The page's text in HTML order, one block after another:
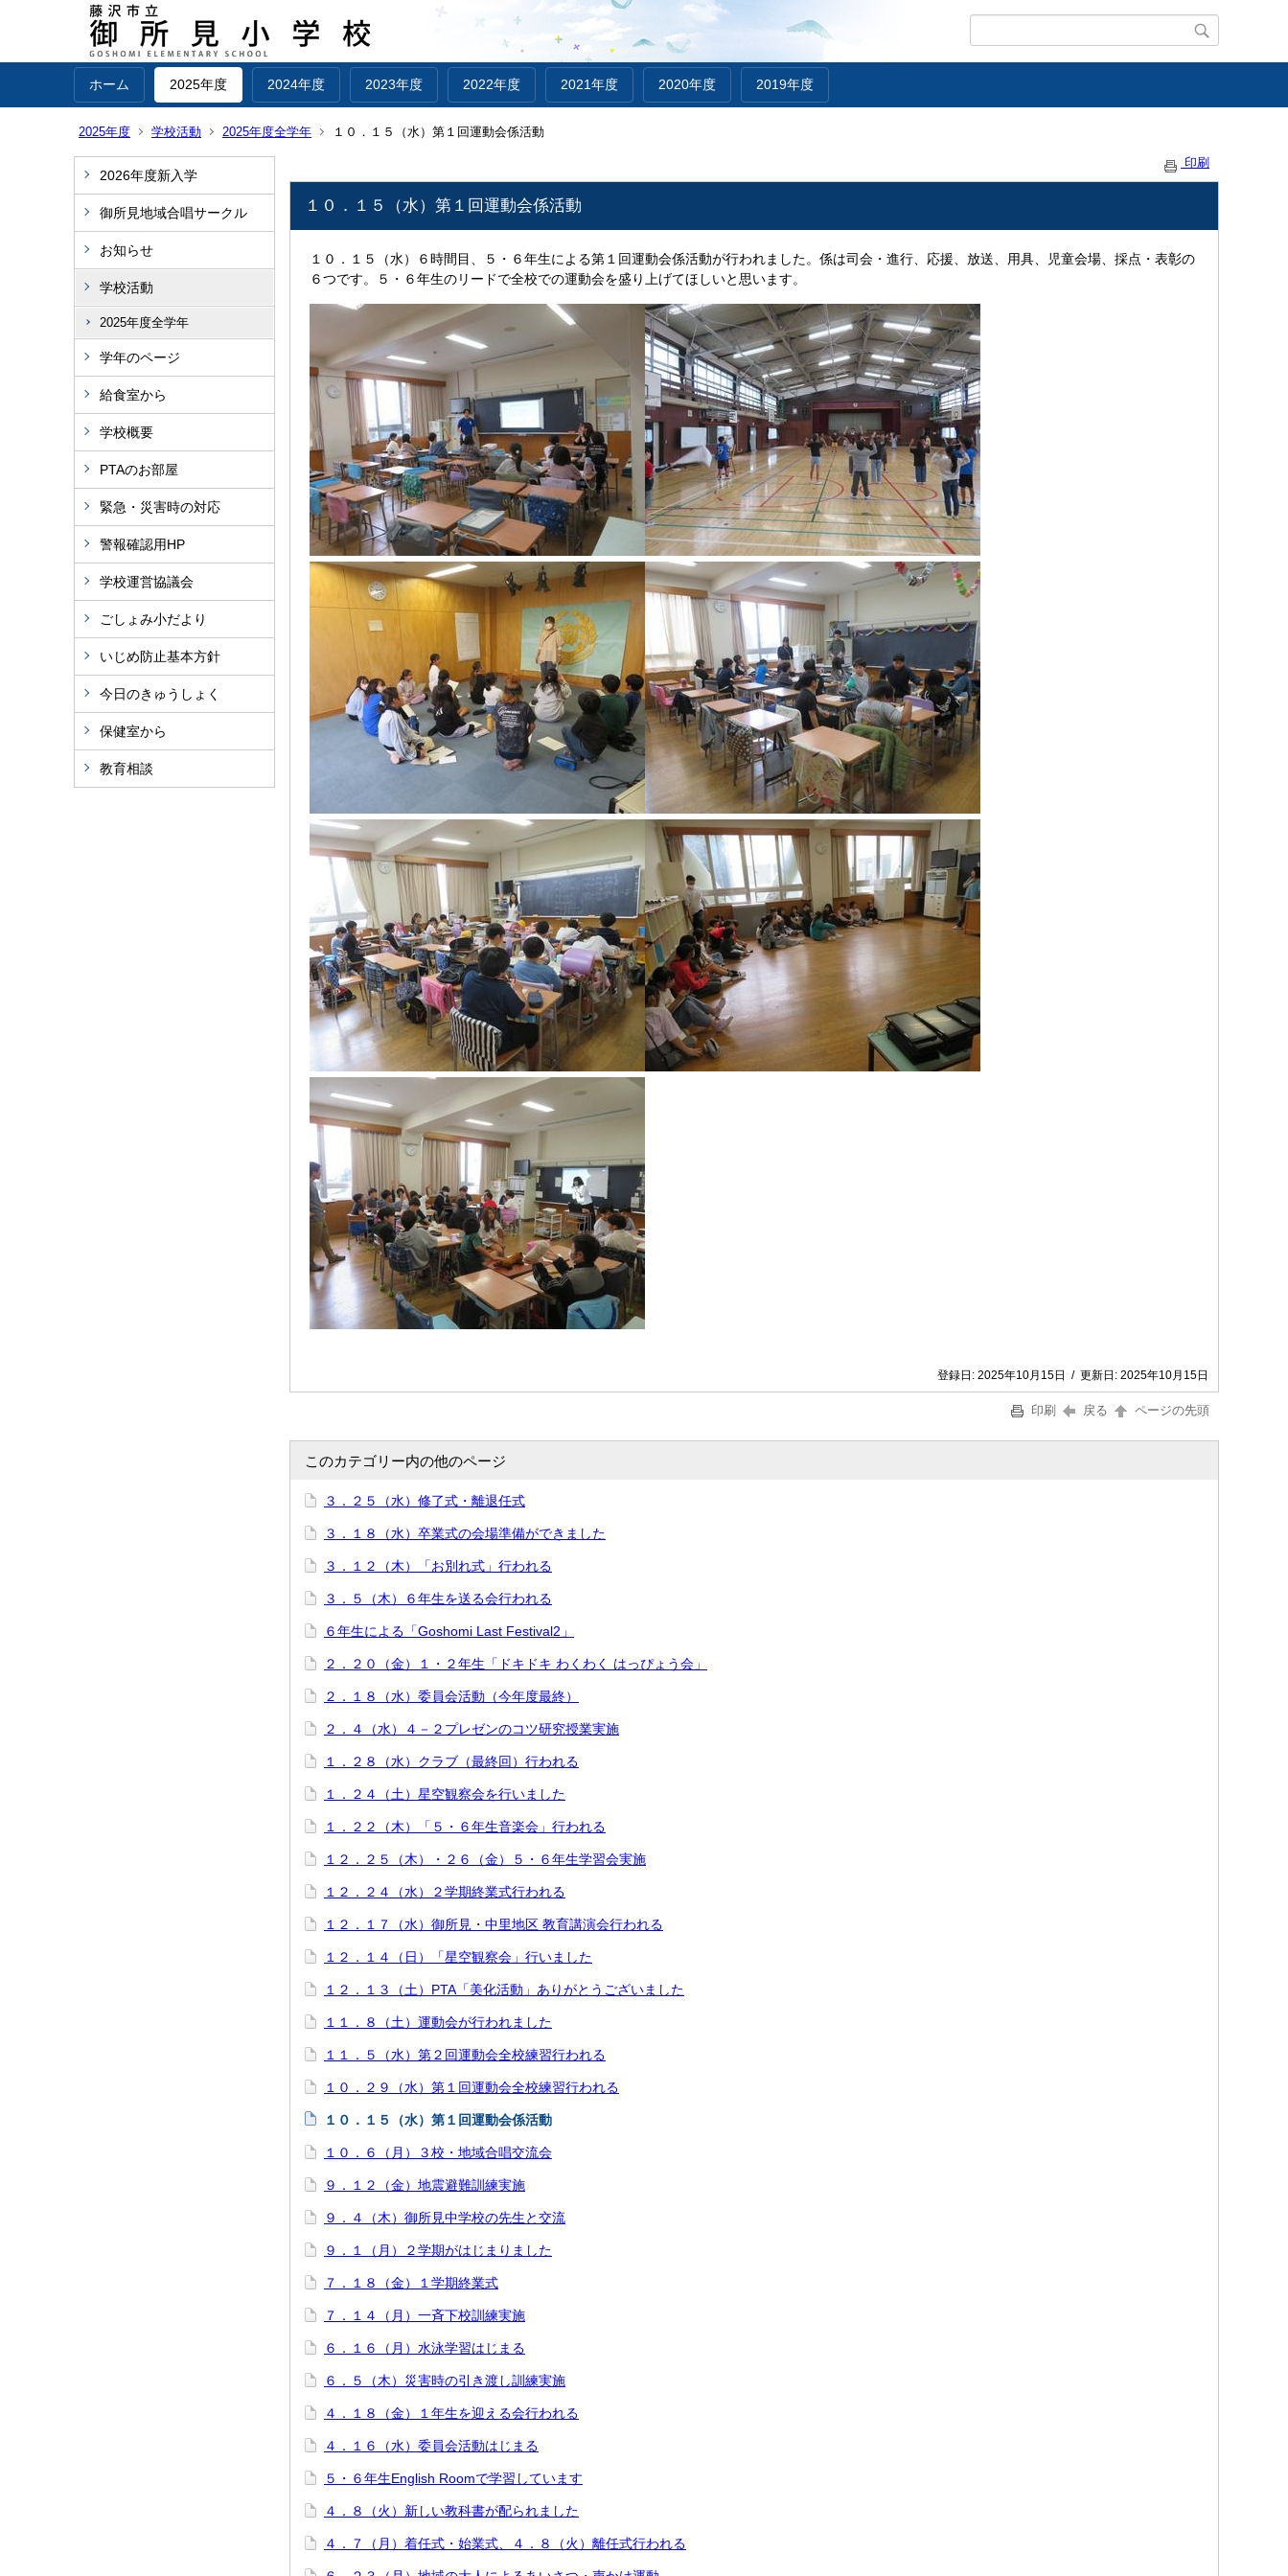
ホーム 2025年度 2024年度 2023年度 2022年度 2021年度 2020年度 2019年度
2025年度 学校活動 2025年度全学年 １０．１５（水）第１回運動会係活動
2026年度新入学
御所見地域合唱サークル
お知らせ
学校活動
2025年度全学年
学年のページ
給食室から
学校概要
PTAのお部屋
緊急・災害時の対応
警報確認用HP
学校運営協議会
ごしょみ小だより
いじめ防止基本方針
今日のきゅうしょく
保健室から
教育相談
印刷
１０．１５（水）第１回運動会係活動
１０．１５（水）６時間目、５・６年生による第１回運動会係活動が行われました。係は司会・進行、応援、放送、用具、児童会場、採点・表彰の
６つです。５・６年生のリードで全校での運動会を盛り上げてほしいと思います。
登録日: 2025年10月15日 / 更新日: 2025年10月15日
印刷 戻る ページの先頭
このカテゴリー内の他のページ
３．２５（水）修了式・離退任式
３．１８（水）卒業式の会場準備ができました
３．１２（木）「お別れ式」行われる
３．５（木）６年生を送る会行われる
６年生による「Goshomi Last Festival2」
２．２０（金）１・２年生「ドキドキ わくわく はっぴょう会」
２．１８（水）委員会活動（今年度最終）
２．４（水）４－２プレゼンのコツ研究授業実施
１．２８（水）クラブ（最終回）行われる
１．２４（土）星空観察会を行いました
１．２２（木）「５・６年生音楽会」行われる
１２．２５（木）・２６（金）５・６年生学習会実施
１２．２４（水）２学期終業式行われる
１２．１７（水）御所見・中里地区 教育講演会行われる
１２．１４（日）「星空観察会」行いました
１２．１３（土）PTA「美化活動」ありがとうございました
１１．８（土）運動会が行われました
１１．５（水）第２回運動会全校練習行われる
１０．２９（水）第１回運動会全校練習行われる
１０．１５（水）第１回運動会係活動
１０．６（月）３校・地域合唱交流会
９．１２（金）地震避難訓練実施
９．４（木）御所見中学校の先生と交流
９．１（月）２学期がはじまりました
７．１８（金）１学期終業式
７．１４（月）一斉下校訓練実施
６．１６（月）水泳学習はじまる
６．５（木）災害時の引き渡し訓練実施
４．１８（金）１年生を迎える会行われる
４．１６（水）委員会活動はじまる
５・６年生English Roomで学習しています
４．８（火）新しい教科書が配られました
４．７（月）着任式・始業式、４．８（火）離任式行われる